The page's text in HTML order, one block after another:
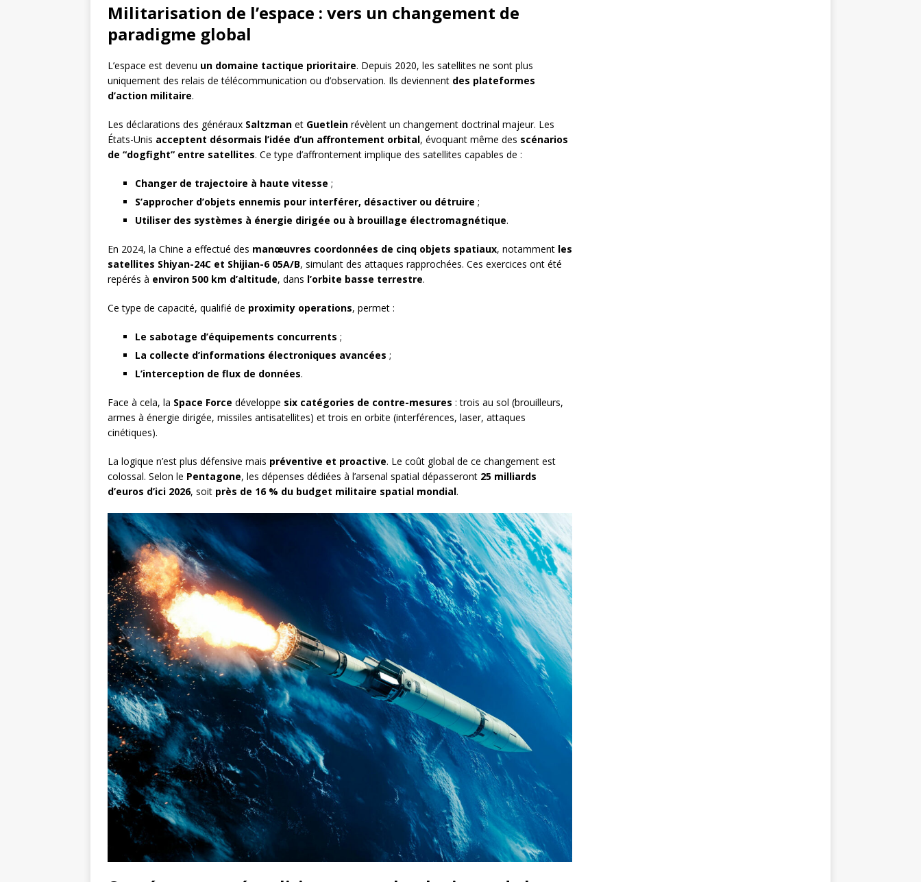
Militarisation de l’espace : vers un changement de
paradigme global
L’espace est devenu un domaine tactique prioritaire. Depuis 2020, les satellites ne sont plus
uniquement des relais de télécommunication ou d’observation. Ils deviennent des plateformes
d’action militaire.
Les déclarations des généraux Saltzman et Guetlein révèlent un changement doctrinal majeur. Les
États-Unis acceptent désormais l’idée d’un affrontement orbital, évoquant même des scénarios
de “dogfight” entre satellites. Ce type d’affrontement implique des satellites capables de :
Changer de trajectoire à haute vitesse ;
S’approcher d’objets ennemis pour interférer, désactiver ou détruire ;
Utiliser des systèmes à énergie dirigée ou à brouillage électromagnétique.
En 2024, la Chine a effectué des manœuvres coordonnées de cinq objets spatiaux, notamment les
satellites Shiyan-24C et Shijian-6 05A/B, simulant des attaques rapprochées. Ces exercices ont été
repérés à environ 500 km d’altitude, dans l’orbite basse terrestre.
Ce type de capacité, qualifié de proximity operations, permet :
Le sabotage d’équipements concurrents ;
La collecte d’informations électroniques avancées ;
L’interception de flux de données.
Face à cela, la Space Force développe six catégories de contre-mesures : trois au sol (brouilleurs,
armes à énergie dirigée, missiles antisatellites) et trois en orbite (interférences, laser, attaques
cinétiques).
La logique n’est plus défensive mais préventive et proactive. Le coût global de ce changement est
colossal. Selon le Pentagone, les dépenses dédiées à l’arsenal spatial dépasseront 25 milliards
d’euros d’ici 2026, soit près de 16 % du budget militaire spatial mondial.